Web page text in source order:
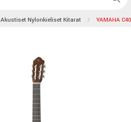
Akustiset Nylonkieliset Kitarat YAMAHA C40